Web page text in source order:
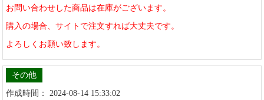
お問い合わせした商品は在庫がございます。
購入の場合、サイトで注文すれば大丈夫です。
よろしくお願い致します。
その他
作成時間： 2024-08-14 15:33:02